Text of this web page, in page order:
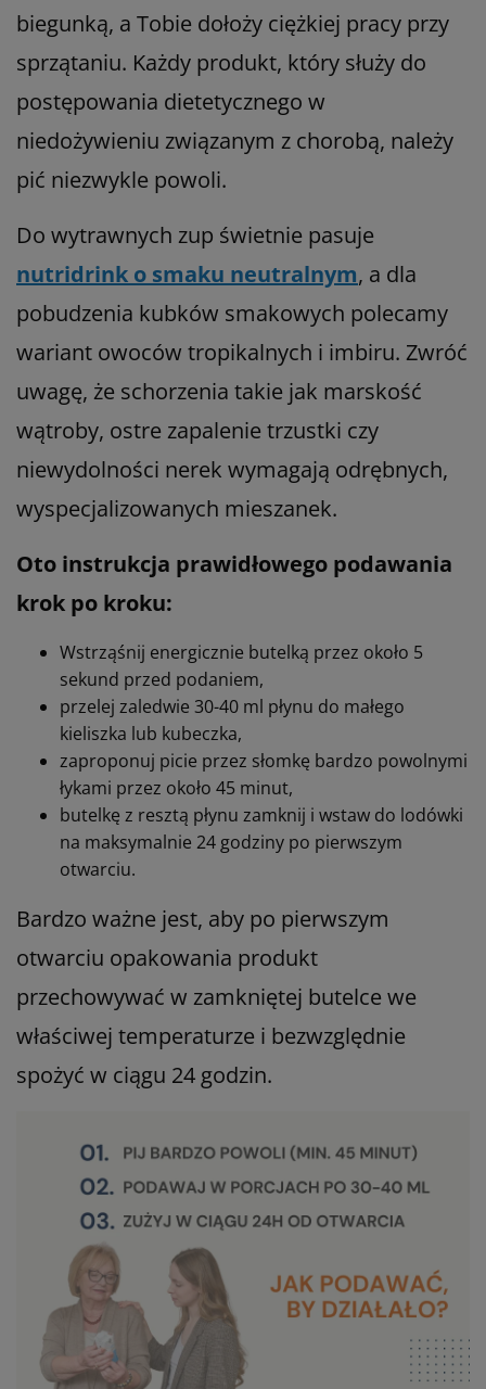
biegunką, a Tobie dołoży ciężkiej pracy przy
sprzątaniu. Każdy produkt, który służy do
postępowania dietetycznego w
niedożywieniu związanym z chorobą, należy
pić niezwykle powoli.
Do wytrawnych zup świetnie pasuje
nutridrink o smaku neutralnym, a dla
pobudzenia kubków smakowych polecamy
wariant owoców tropikalnych i imbiru. Zwróć
uwagę, że schorzenia takie jak marskość
wątroby, ostre zapalenie trzustki czy
niewydolności nerek wymagają odrębnych,
wyspecjalizowanych mieszanek.
Oto instrukcja prawidłowego podawania
krok po kroku:
Wstrząśnij energicznie butelką przez około 5
sekund przed podaniem,
przelej zaledwie 30-40 ml płynu do małego
kieliszka lub kubeczka,
zaproponuj picie przez słomkę bardzo powolnymi
łykami przez około 45 minut,
butelkę z resztą płynu zamknij i wstaw do lodówki
na maksymalnie 24 godziny po pierwszym
otwarciu.
Bardzo ważne jest, aby po pierwszym
otwarciu opakowania produkt
przechowywać w zamkniętej butelce we
właściwej temperaturze i bezwzględnie
spożyć w ciągu 24 godzin.